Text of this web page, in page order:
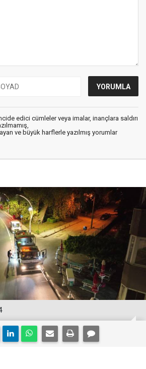
edici cümleler veya imalar, inançlara saldırı
ve büyük harflerle yazılmış yorumlar